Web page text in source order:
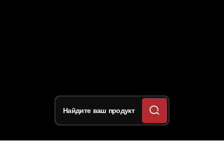
Найдите ваш продукт